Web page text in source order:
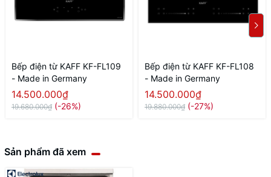
Bếp điện từ KAFF KF-FL109
- Made in Germany
14.500.000₫
19.680.000₫ (-26%)
Bếp điện từ KAFF KF-FL108
- Made in Germany
14.500.000₫
19.880.000₫ (-27%)
Sản phẩm đã xem